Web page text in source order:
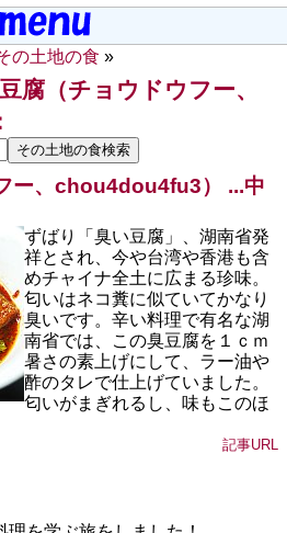
の土地の食 »
腐（チョウドウフー、
ー、chou4dou4fu3） ...中
ずばり「臭い豆腐」、湖南省発
祥とされ、今や台湾や香港も含
めチャイナ全土に広まる珍味。
匂いはネコ糞に似ていてかなり
臭いです。辛い料理で有名な湖
南省では、この臭豆腐を１ｃｍ
暑さの素上げにして、ラー油や
酢のタレで仕上げていました。
匂いがまぎれるし、味もこのほ
記事URL